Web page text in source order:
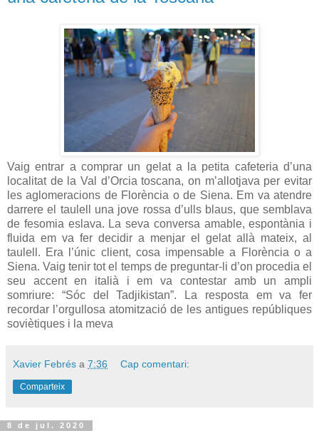
Vaig entrar a comprar un gelat a la petita cafeteria d’una
localitat de la Val d’Orcia toscana, on m’allotjava per evitar
les aglomeracions de Florència o de Siena. Em va atendre
darrere el taulell una jove rossa d’ulls blaus, que semblava
de fesomia eslava. La seva conversa amable, espontània i
fluida em va fer decidir a menjar el gelat allà mateix, al
taulell. Era l’únic client, cosa impensable a Florència o a
Siena. Vaig tenir tot el temps de preguntar-li d’on procedia el
seu accent en italià i em va contestar amb un ampli
somriure: “Sóc del Tadjikistan”. La resposta em va fer
recordar l’orgullosa atomització de les antigues repúbliques
soviètiques i la meva
Xavier Febrés a 7:36 Cap comentari:
Comparteix
8 de jul. 2020